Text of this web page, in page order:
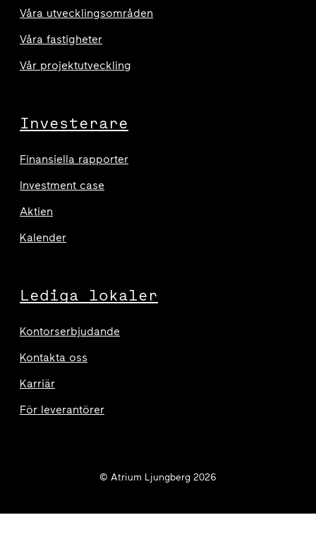
Våra utvecklingsområden
Våra fastigheter
Vår projektutveckling
Investerare
Finansiella rapporter
Investment case
Aktien
Kalender
Lediga lokaler
Kontorserbjudande
Kontakta oss
Karriär
För leverantörer
© Atrium Ljungberg 2026